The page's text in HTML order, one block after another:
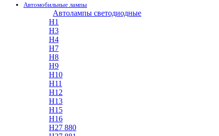
Автомобильные лампы
Автолампы светодиодные
H1
H3
H4
H7
H8
H9
H10
H11
H12
H13
H15
H16
H27 880